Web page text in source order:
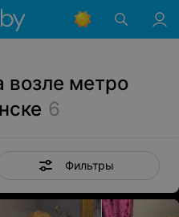
метро
6
Фильтры